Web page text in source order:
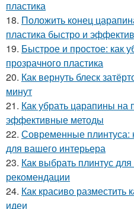
пластика
18. Положить конец
пластика быстро и
19. Быстрое и простое: как
прозрачного пластика
20. Как вернуть блеск
минут
21. Как убрать царапины на
эффективные методы
22. Современные плинтуса:
для вашего интерьера
23. Как выбрать плинтус
рекомендации
24. Как красиво разместить
идеи